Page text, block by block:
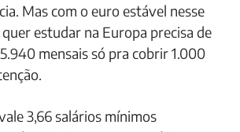
Mas com o euro estável nesse
estudar na Europa precisa de
mensais só pra cobrir 1.000
3,66 salários mínimos